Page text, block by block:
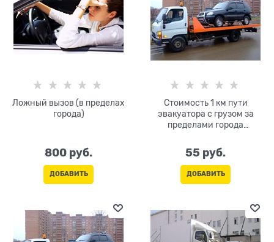
Ложный вызов (в пределах
города)
800 руб.
ДОБАВИТЬ
Стоимость 1 км пути
эвакуатора с грузом за
пределами города
только в одну сторону)
55 руб.
ДОБАВИТЬ